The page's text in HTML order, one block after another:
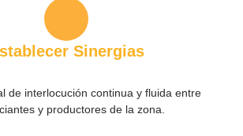
Sinergias
de interlocución continua y fluida entre
y productores de la zona.